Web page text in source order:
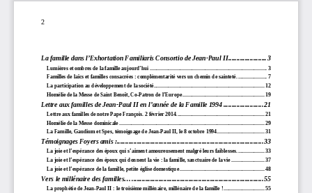
2
La famille dans l’Exhortation Familiaris Consortio de Jean-Paul II....................... 3
Lumières et ombres de la famille aujourd’hui ......................................................................................... 3
Familles de laïcs et familles consacrées : complémentarité vers un chemin de sainteté. ...................... 7
La participation au développement de la société.................................................................................... 12
Homélie de la Messe de Saint Benoît, Co-Patron de l’Europe .............................................................. 19
Lettre aux familles de Jean-Paul II en l’année de la Famille 1994 ........................ 21
Lettre aux familles de notre Pape François. 2 février 2014................................................................... 21
Homélie de la Messe dominicale .............................................................................................................. 29
La Famille, Gaudium et Spes, témoignage de Jean-Paul II, le 8 octobre 1994 .................................... 31
Témoignages Foyers amis :........................................................................................ 33
La joie et l’espérance des époux qui s’aiment amoureusement malgré leurs faiblesses. .................... 33
La joie et l’espérance des époux qui donnent la vie : la famille, sanctuaire de la vie ......................... 37
La joie et l’espérance de la famille, petite église domestique ................................................................ 48
Vers le millénaire des familles... ............................................................................... 55
La prophétie de Jean-Paul II : le troisième millénaire, millénaire de la famille ! ............................... 55